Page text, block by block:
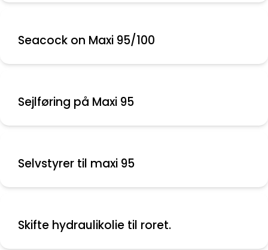
Seacock on Maxi 95/100
Sejlføring på Maxi 95
Selvstyrer til maxi 95
Skifte hydraulikolie til roret.